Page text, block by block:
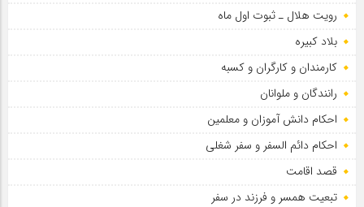
رویت هلال ـ ثبوت اول ماه
بلاد کبیره
کارمندان و کارگران و کسبه
رانندگان و ملوانان
احکام دانش آموزان و معلمین
احکام دائم السفر و سفر شغلی
قصد اقامت
تبعیت همسر و فرزند در سفر